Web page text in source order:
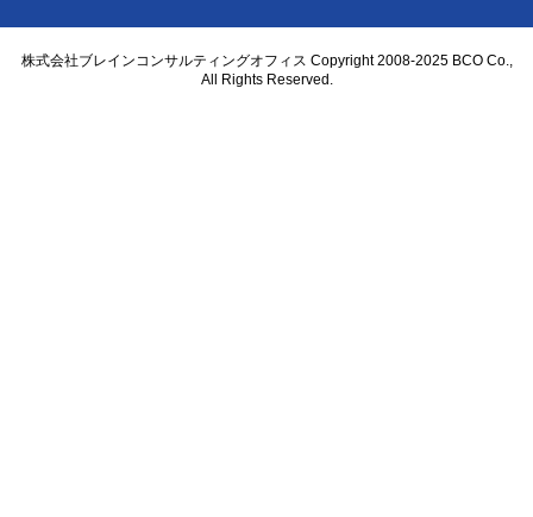
株式会社ブレインコンサルティングオフィス Copyright 2008-2025 BCO Co.,
All Rights Reserved.